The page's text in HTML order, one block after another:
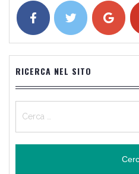
RICERCA NEL SITO
per: